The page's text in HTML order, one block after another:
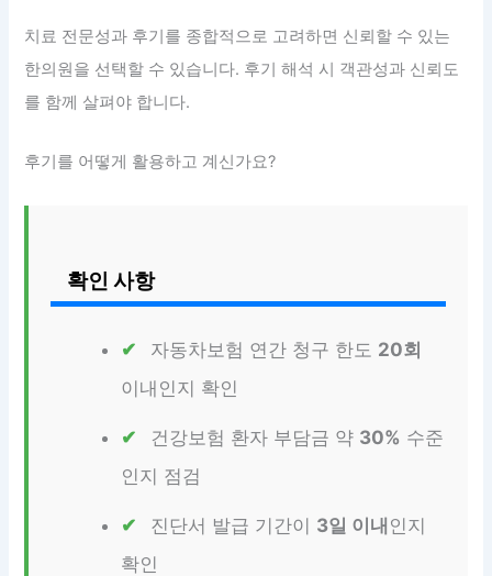
치료 전문성과 후기를 종합적으로 고려하면 신뢰할 수 있는
한의원을 선택할 수 있습니다. 후기 해석 시 객관성과 신뢰도
를 함께 살펴야 합니다.
후기를 어떻게 활용하고 계신가요?
확인 사항
자동차보험 연간 청구 한도 20회
이내인지 확인
건강보험 환자 부담금 약 30% 수준
인지 점검
진단서 발급 기간이 3일 이내 인지
확인